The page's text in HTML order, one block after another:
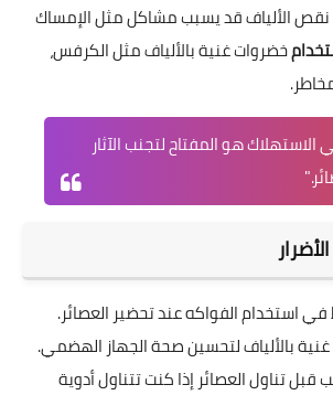
نقص الألياف قد يسبب مشاكل مثل الإمساك
خضروات غنية بالألياف مثل الكرفس،
الاستهلاك هو المفتاح لتجنب الآثار
في استخدام الفواكه عند تحضير العصائر.
بالألياف لتحسين صحة الجهاز الهضمي.
قبل تناول العصائر إذا كنت تتناول أدوية